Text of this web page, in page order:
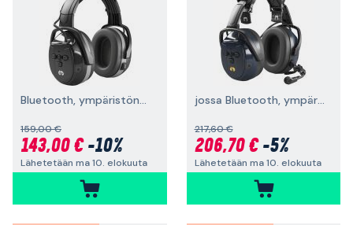
Bluetooth, ympäristönkuuntelu, päälakisanka
159,00 €
143,00 €-10%
Lähetetään ma 10. elokuuta
jossa Bluetooth, ympäristönkuuntelu ja kypäräkiinnike
217,60 €
206,70 €-5%
Lähetetään ma 10. elokuuta